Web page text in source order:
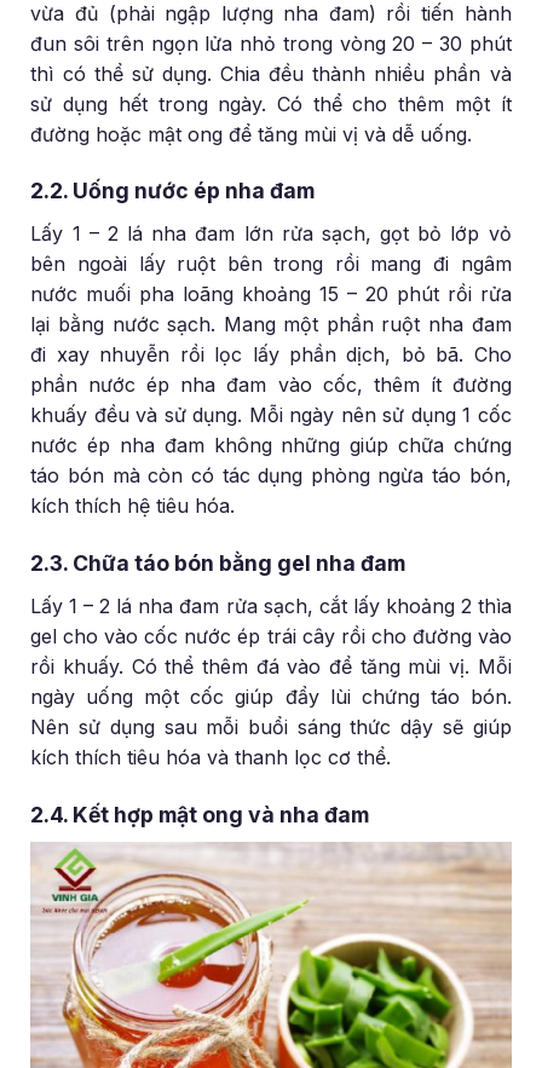
vừa đủ (phải ngập lượng nha đam) rồi tiến hành
đun sôi trên ngọn lửa nhỏ trong vòng 20 – 30 phút
thì có thể sử dụng. Chia đều thành nhiều phần và
sử dụng hết trong ngày. Có thể cho thêm một ít
đường hoặc mật ong để tăng mùi vị và dễ uống.
2.2. Uống nước ép nha đam
Lấy 1 – 2 lá nha đam lớn rửa sạch, gọt bỏ lớp vỏ
bên ngoài lấy ruột bên trong rồi mang đi ngâm
nước muối pha loãng khoảng 15 – 20 phút rồi rửa
lại bằng nước sạch. Mang một phần ruột nha đam
đi xay nhuyễn rồi lọc lấy phần dịch, bỏ bã. Cho
phần nước ép nha đam vào cốc, thêm ít đường
khuấy đều và sử dụng. Mỗi ngày nên sử dụng 1 cốc
nước ép nha đam không những giúp chữa chứng
táo bón mà còn có tác dụng phòng ngừa táo bón,
kích thích hệ tiêu hóa.
2.3. Chữa táo bón bằng gel nha đam
Lấy 1 – 2 lá nha đam rửa sạch, cắt lấy khoảng 2 thìa
gel cho vào cốc nước ép trái cây rồi cho đường vào
rồi khuấy. Có thể thêm đá vào để tăng mùi vị. Mỗi
ngày uống một cốc giúp đẩy lùi chứng táo bón.
Nên sử dụng sau mỗi buổi sáng thức dậy sẽ giúp
kích thích tiêu hóa và thanh lọc cơ thể.
2.4. Kết hợp mật ong và nha đam